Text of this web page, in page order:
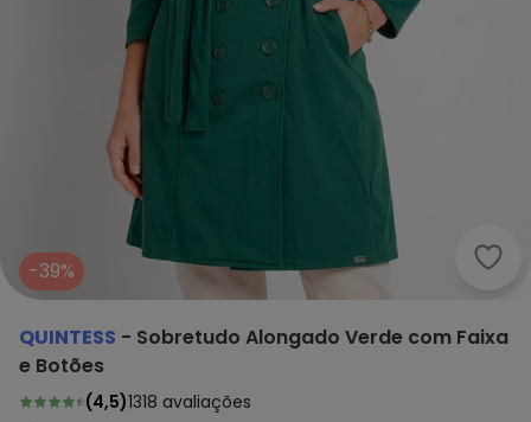
-39%
QUINTESS - Sobretudo Alongado Verde com Faixa
e Botões
(4,5)1318 avaliações